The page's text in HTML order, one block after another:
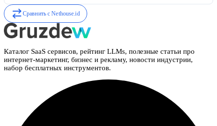
Сравнить сNethouse.id
Каталог SaaS сервисов, рейтинг LLMs, полезные статьи про
интернет-маркетинг, бизнес и рекламу, новости индустрии,
набор бесплатных инструментов.